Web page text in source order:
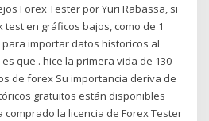
Forex Tester por Yuri Rabassa, si
en gráficos bajos, como de 1
importar datos historicos al
que . hice la primera vida de 130
de forex Su importancia deriva de
gratuitos están disponibles
la licencia de Forex Tester